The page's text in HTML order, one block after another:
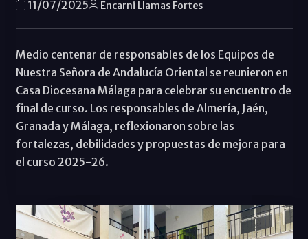
11/07/2025 Encarni Llamas Fortes
Medio centenar de responsables de los Equipos de
Nuestra Señora de Andalucía Oriental se reunieron en
Casa Diocesana Málaga para celebrar su encuentro de
final de curso. Los responsables de Almería, Jaén,
Granada y Málaga, reflexionaron sobre las
fortalezas, debilidades y propuestas de mejora para
el curso 2025-26.